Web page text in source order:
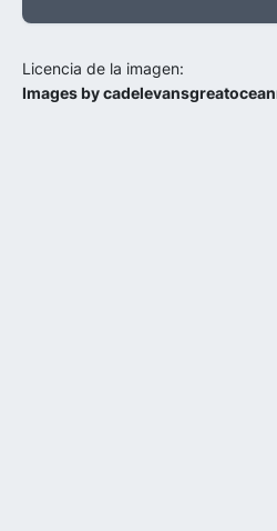
Licencia de la imagen:
Images by